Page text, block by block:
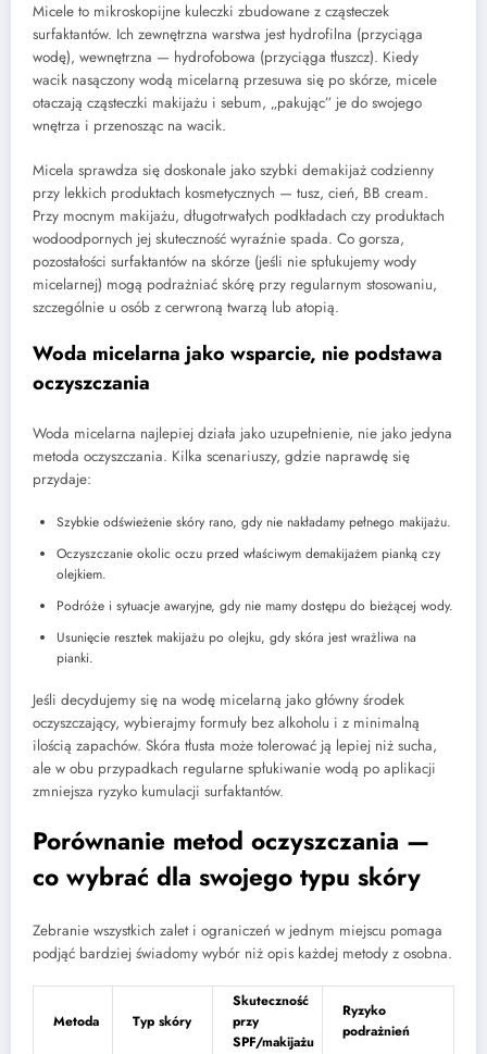
Micele to mikroskopijne kuleczki zbudowane z cząsteczek
surfaktantów. Ich zewnętrzna warstwa jest hydrofilna (przyciąga
wodę), wewnętrzna — hydrofobowa (przyciąga tłuszcz). Kiedy
wacik nasączony wodą micelarną przesuwa się po skórze, micele
otaczają cząsteczki makijażu i sebum, „pakując” je do swojego
wnętrza i przenosząc na wacik.
Micela sprawdza się doskonale jako szybki demakijaż codzienny
przy lekkich produktach kosmetycznych — tusz, cień, BB cream.
Przy mocnym makijażu, długotrwałych podkładach czy produktach
wodoodpornych jej skuteczność wyraźnie spada. Co gorsza,
pozostałości surfaktantów na skórze (jeśli nie spłukujemy wody
micelarnej) mogą podrażniać skórę przy regularnym stosowaniu,
szczególnie u osób z cerwroną twarzą lub atopią.
Woda micelarna jako wsparcie, nie podstawa
oczyszczania
Woda micelarna najlepiej działa jako uzupełnienie, nie jako jedyna
metoda oczyszczania. Kilka scenariuszy, gdzie naprawdę się
przydaje:
Szybkie odświeżenie skóry rano, gdy nie nakładamy pełnego makijażu.
Oczyszczanie okolic oczu przed właściwym demakijażem pianką czy
olejkiem.
Podróże i sytuacje awaryjne, gdy nie mamy dostępu do bieżącej wody.
Usunięcie resztek makijażu po olejku, gdy skóra jest wrażliwa na
pianki.
Jeśli decydujemy się na wodę micelarną jako główny środek
oczyszczający, wybierajmy formuły bez alkoholu i z minimalną
ilością zapachów. Skóra tłusta może tolerować ją lepiej niż sucha,
ale w obu przypadkach regularne spłukiwanie wodą po aplikacji
zmniejsza ryzyko kumulacji surfaktantów.
Porównanie metod oczyszczania —
co wybrać dla swojego typu skóry
Zebranie wszystkich zalet i ograniczeń w jednym miejscu pomaga
podjąć bardziej świadomy wybór niż opis każdej metody z osobna.
Metoda Typ skóry
Skuteczność
przy
SPF/makijażu
Ryzyko
podrażnień